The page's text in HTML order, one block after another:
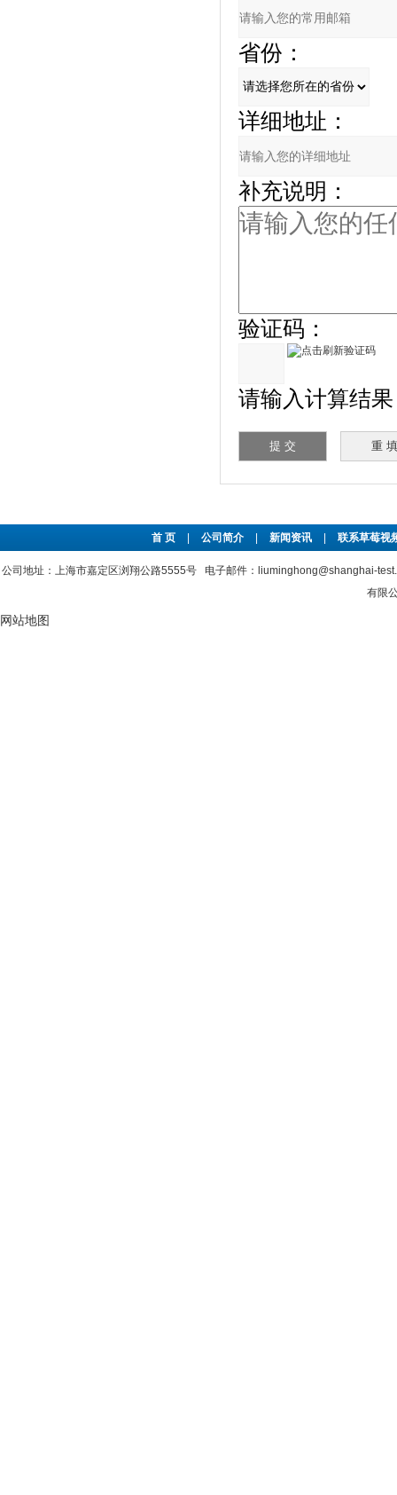
省份：
详细地址：
补充说明：
验证码：
请输入计算结果
首 页 公司简介 新闻资讯 联系草莓视
公司地址：上海市嘉定区浏翔公路5555号 电子邮件：liuminghong@shanghai-
有限公
网站地图